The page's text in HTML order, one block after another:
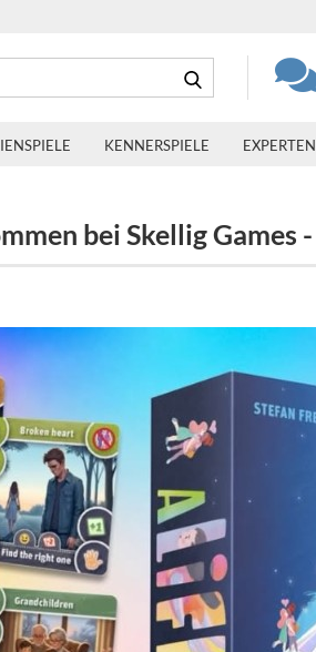
KENNERSPIELE
bei Skellig Games